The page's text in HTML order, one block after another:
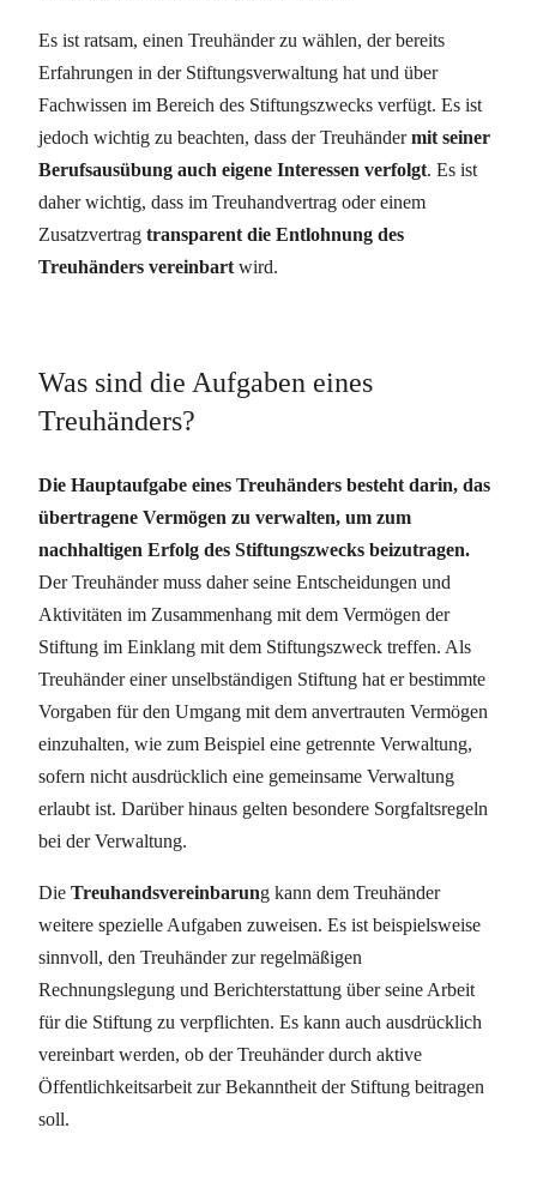
Es ist ratsam, einen Treuhänder zu wählen, der bereits
Erfahrungen in der Stiftungsverwaltung hat und über
Fachwissen im Bereich des Stiftungszwecks verfügt. Es ist
jedoch wichtig zu beachten, dass der Treuhändermit seiner
Berufsausübung auch eigene Interessen verfolgt. Es ist
daher wichtig, dass im Treuhandvertrag oder einem
Zusatzvertrag transparent die Entlohnung des
Treuhänders vereinbart wird.
Was sind die Aufgaben eines
Treuhänders?
Die Hauptaufgabe eines Treuhänders besteht darin, das
übertragene Vermögen zu verwalten, um zum
nachhaltigen Erfolg des Stiftungszwecks beizutragen.
Der Treuhänder muss daher seine Entscheidungen und
Aktivitäten im Zusammenhang mit dem Vermögen der
Stiftung im Einklang mit dem Stiftungszweck treffen. Als
Treuhänder einer unselbständigen Stiftung hat er bestimmte
Vorgaben für den Umgang mit dem anvertrauten Vermögen
einzuhalten, wie zum Beispiel eine getrennte Verwaltung,
sofern nicht ausdrücklich eine gemeinsame Verwaltung
erlaubt ist. Darüber hinaus gelten besondere Sorgfaltsregeln
bei der Verwaltung.
Die Treuhandsvereinbarung kann dem Treuhänder
weitere spezielle Aufgaben zuweisen. Es ist beispielsweise
sinnvoll, den Treuhänder zur regelmäßigen
Rechnungslegung und Berichterstattung über seine Arbeit
für die Stiftung zu verpflichten. Es kann auch ausdrücklich
vereinbart werden, ob der Treuhänder durch aktive
Öffentlichkeitsarbeit zur Bekanntheit der Stiftung beitragen
soll.